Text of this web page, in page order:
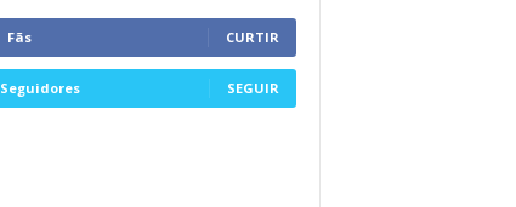
Fãs CURTIR
Seguidores SEGUIR